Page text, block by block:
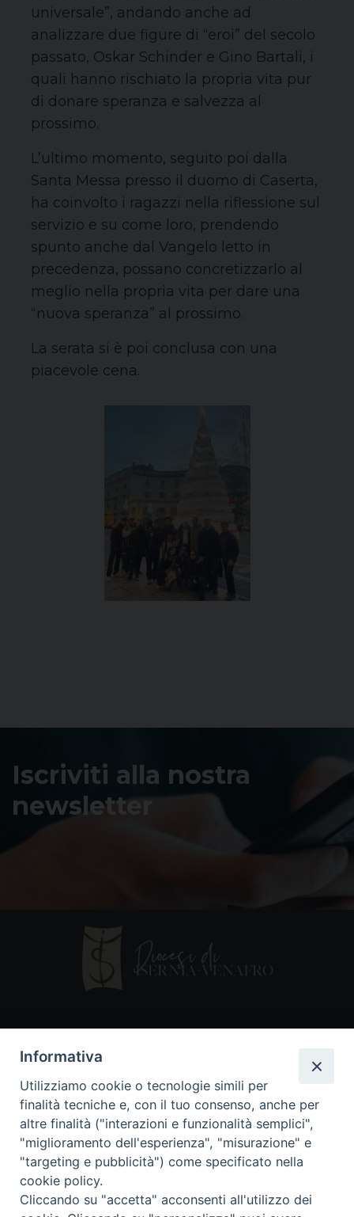
universale”, andando anche ad
analizzare due figure di “eroi” del secolo
passato, Oskar Schinder e Gino Bartali, i
quali hanno rischiato la propria vita pur
di donare speranza e salvezza al
prossimo.
L’ultimo momento, seguito poi dalla
Santa Messa presso il duomo di Caserta,
ha coinvolto i ragazzi nella riflessione sul
servizio e su come loro, prendendo
spunto anche dal Vangelo letto in
precedenza, possano concretizzarlo al
meglio nella propria vita per dare una
“nuova speranza” al prossimo.
La serata si è poi conclusa con una
piacevole cena.
Iscriviti alla nostra
newsletter
86170 Isernia
086550849
segreteria@diocesiiserniavenafro.it
I nostri social
Informativa
Utilizziamo cookie o tecnologie simili per
finalità tecniche e, con il tuo consenso, anche per
altre finalità ("interazioni e funzionalità semplici",
"miglioramento dell'esperienza", "misurazione" e
"targeting e pubblicità") come specificato nella
cookie policy.
Cliccando su "accetta" acconsenti all'utilizzo dei